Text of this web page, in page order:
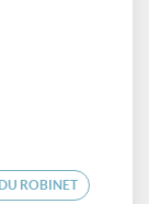
ROBINET